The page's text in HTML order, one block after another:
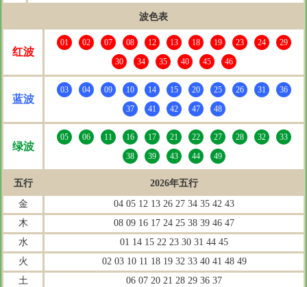
波色表
红波
01 02 07 08 12 13 18 19 23 24
29
30
34 35 40 45 46
蓝波
03 04 09 10 14 15 20 25 26 31
36
37
41 42 47 48
绿波
05 06 11 16 17 21 22 27 28 32
33
38
39 43 44 49
五行
2026年五行
金
04 05 12 13 26 27 34 35 42 43
木
08 09 16 17 24 25 38 39 46 47
水
01 14 15 22 23 30 31 44 45
火
02 03 10 11 18 19 32 33 40 41 48 49
土
06 07 20 21 28 29 36 37